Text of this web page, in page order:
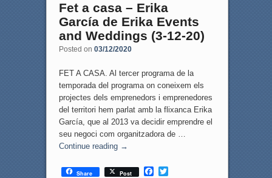
Fet a casa – Erika
García de Erika Events
and Weddings (3-12-20)
Posted on 03/12/2020
FET A CASA. Al tercer programa de la
temporada del programa on coneixem els
projectes dels emprenedors i emprenedores
del territori hem parlat amb la flixanca Erika
García, que al 2013 va decidir emprendre el
seu negoci com organitzadora de …
Continue reading →
Share Post
F
T